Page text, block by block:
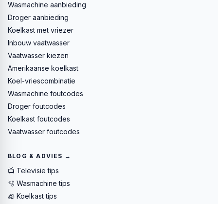
Wasmachine aanbieding
Droger aanbieding
Koelkast met vriezer
Inbouw vaatwasser
Vaatwasser kiezen
Amerikaanse koelkast
Koel-vriescombinatie
Wasmachine foutcodes
Droger foutcodes
Koelkast foutcodes
Vaatwasser foutcodes
BLOG & ADVIES →
📺 Televisie tips
🫧 Wasmachine tips
🧊 Koelkast tips